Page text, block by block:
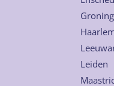
Leiden